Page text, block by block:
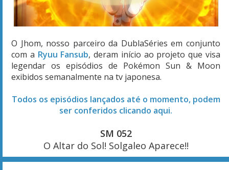
O Jhom, nosso parceiro da DublaSéries em conjunto
com a Ryuu Fansub, deram início ao projeto que visa
legendar os episódios de Pokémon Sun & Moon
exibidos semanalmente na tv japonesa.
Todos os episódios lançados até o momento, podem
ser conferidos clicando aqui.
SM 052
O Altar do Sol! Solgaleo Aparece!!